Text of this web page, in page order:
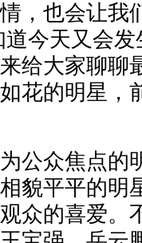
，也会让我
今天又会
给大家聊聊
花的明星，
众焦点的
貌平平的明
众的喜爱。